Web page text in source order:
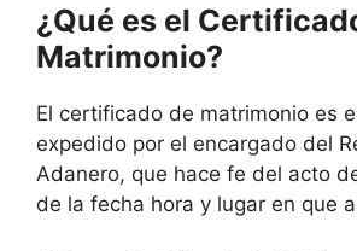
¿Qué es el
Matrimonio?
El certificado de matrimonio es
expedido por el encargado del
Adanero, que hace fe del acto
de la fecha hora y lugar en que